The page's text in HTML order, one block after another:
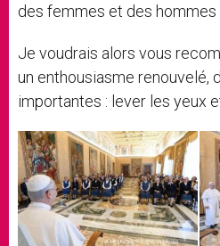
des femmes et des hommes
Je voudrais alors vous
un enthousiasme renouvelé,
importantes : lever les yeux